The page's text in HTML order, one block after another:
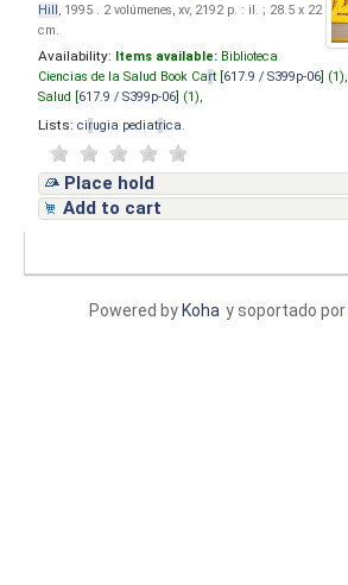
Hill, 1995 . 2 volúmenes, xv, 2192 p. : il. ; 28.5 x 22
cm.
Availability: Items available: Biblioteca
Ciencias de la Salud Book Cart [ 617.9 / S399p-06 ] (1),
Salud [ 617.9 / S399p-06 ] (1),
Lists: cirugia pediatrica
Place hold
Add to cart
y soportado por
Powered by Koha